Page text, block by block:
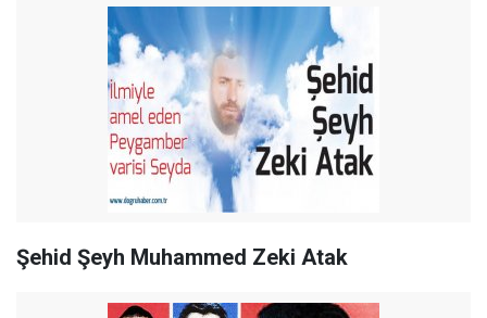
Şehid Şeyh Muhammed Zeki Atak